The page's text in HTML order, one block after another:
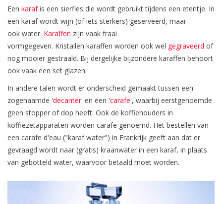
Een karafis een sierfles die wordt gebruikt tijdens een etentje. In
een karaf wordt wijn (of iets sterkers) geserveerd, maar
ook water. Karaffen zijn vaak fraai
vormgegeven. Kristallen karaffen worden ook wel gegraveerd of
nog mooier gestraald. Bij dergelijke bijzondere karaffen behoort
ook vaak een set glazen.
In andere talen wordt er onderscheid gemaakt tussen een
zogenaamde 'decanter' en een 'carafe', waarbij eerstgenoemde
geen stopper of dop heeft. Ook de koffiehouders in
koffiezetapparaten worden carafe genoemd. Het bestellen van
een carafe d'eau ("karaf water") in Frankrijk geeft aan dat er
gevraagd wordt naar (gratis) kraanwater in een karaf, in plaats
van gebotteld water, waarvoor betaald moet worden.